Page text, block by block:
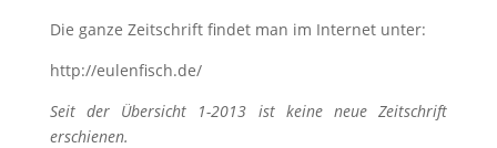
Die ganze Zeitschrift findet man im Internet unter:
http://eulenfisch.de/
Seit der Übersicht 1-2013 ist keine neue Zeitschrift
erschienen.